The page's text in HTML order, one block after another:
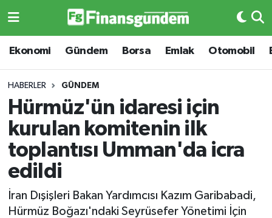
Ekonomi Gündem Borsa Emlak Otomobil
HABERLER GÜNDEM
Hürmüz'ün idaresi için
kurulan komitenin ilk
toplantısı Umman'da icra
edildi
İran Dışişleri Bakan Yardımcısı Kazım Garibabadi,
Hürmüz Boğazı'ndaki Seyrüsefer Yönetimi İçin
Ekonomi
Borsa
Emlak
Emtia
Otomobil
Ekonomi
Borsa
Emlak
Otomobil
Emtia